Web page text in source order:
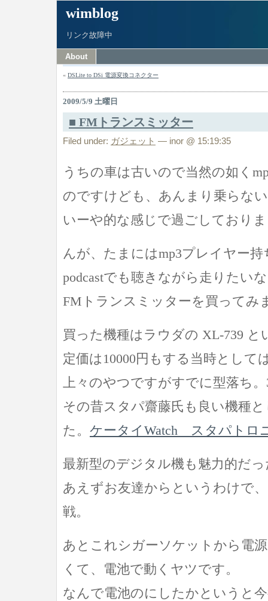
wimblog
リンク故障中
About
« DSLite to DSi 電源変換コネクター
2009/5/9 土曜日
■ FMトランスミッター
Filed under: ガジェット — inor @ 15:19:35
うちの車は古いので当然の如く
のですけども、あんまり乗らな
いーや的な感じで過ごしており
んが、たまにはmp3プレイヤー
podcastでも聴きながら走りたい
FMトランスミッターを買ってみ
買った機種はラウダの XL-739 と
定価は10000円もする当時として
上々のやつですがすでに型落ち
その昔スタパ齋藤氏も良い機種
た。 ケータイWatch スタパトロ
最新型のデジタル機も魅力的だ
あえずお友達からというわけで
戦。
あとこれシガーソケットから電
くて、電池で動くヤツです。
なんで電池のにしたかというと